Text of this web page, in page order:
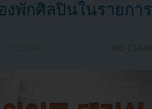
งพักศิลปินในรายการ